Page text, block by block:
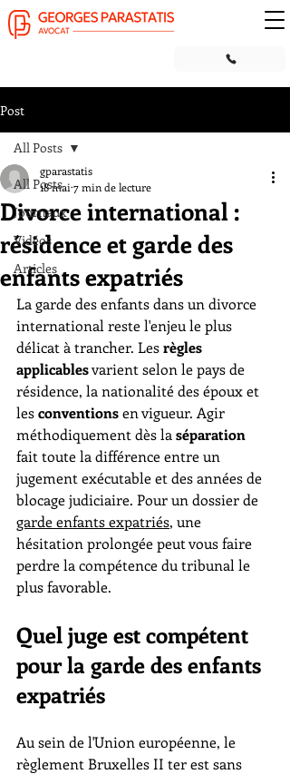
Post
All Posts
Journaux
Vidéos
Articles
All Posts
Divorce international :
résidence et garde des
enfants expatriés
gparastatis
18 mai 7 min de lecture
La garde des enfants dans un divorce
international reste l'enjeu le plus
délicat à trancher. Les règles
applicables varient selon le pays de
résidence, la nationalité des époux et
les conventions en vigueur. Agir
méthodiquement dès la séparation
fait toute la différence entre un
jugement exécutable et des années de
blocage judiciaire. Pour un dossier de
garde enfants expatriés, une
hésitation prolongée peut vous faire
perdre la compétence du tribunal le
plus favorable.
Quel juge est compétent
pour la garde des enfants
expatriés
Au sein de l'Union européenne, le
règlement Bruxelles II ter est sans